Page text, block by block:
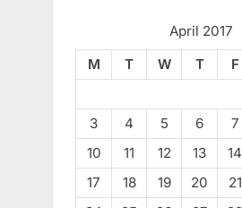
April 2017
M
T W T F
3
4 5 6 7
10
11 12 13 14
17
18 19 20 21